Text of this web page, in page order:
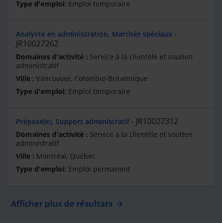
Emploi temporaire
Analyste en administration, Marchés spéciaux
JR10027262
Service à la clientèle et soutien
administratif
Vancouver, Colombie-Britannique
Emploi temporaire
Préposé(e), Support administratif JR10027312
Service à la clientèle et soutien
administratif
Montréal, Québec
Emploi permanent
Afficher plus de résultats